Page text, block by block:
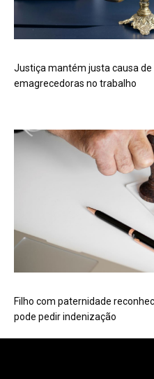
Justiça mantém justa causa
emagrecedoras no trabalho
Filho com paternidade
pode pedir indenização